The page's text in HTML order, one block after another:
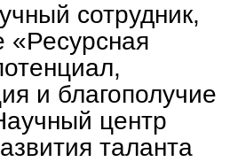
сотрудник,
«Ресурсная
и благополучие
центр
таланта